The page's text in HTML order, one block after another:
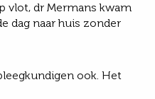
vlot, dr Mermans kwam
dag naar huis zonder
ook. Het